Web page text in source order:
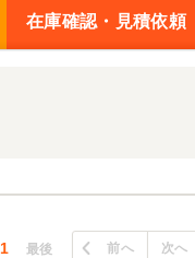
在庫確認・見積依頼
1 最後 前へ 次へ